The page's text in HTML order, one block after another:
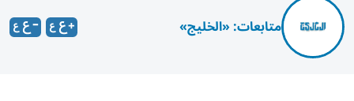
متابعات: «الخليج»